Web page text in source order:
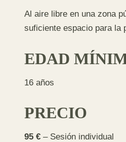
Al aire libre en una zona
suficiente espacio para la
EDAD
16 años
PRECIO
95 €– Sesión individual